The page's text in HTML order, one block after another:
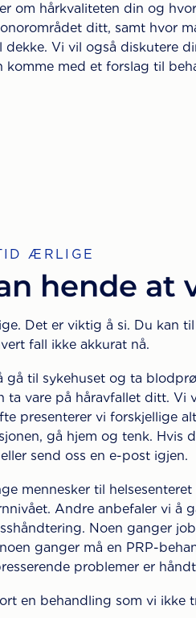
om hårkvaliteten din og
ditt, samt hvor
Vi vil også diskutere
komme med et forslag til
ÆRLIGE
hende at
Det er viktig å si. Du kan
fall ikke akkurat nå.
til sykehuset og ta
ta vare på håravfallet ditt.
presenterer vi forskjellige
gå hjem og tenk. Hvis
send oss en e-post igjen.
mennesker til
Andre anbefaler vi å
Noen ganger
ganger må en PRP-
problemer er
en behandling som vi ikke